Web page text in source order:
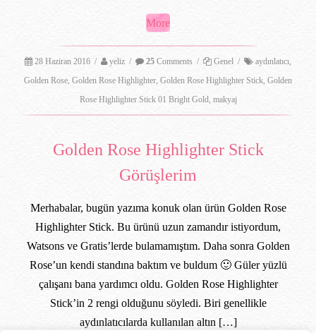
More
28 Haziran 2016 / yeliz / 25 Comments / Genel / aydınlatıcı
Golden Rose Golden Rose Highlighter Golden Rose Highlighter Stick Golden
Rose Highlighter Stick 01 Bright Gold makyaj
Golden Rose Highlighter Stick
Görüşlerim
Merhabalar, bugün yazıma konuk olan ürün Golden Rose
Highlighter Stick. Bu ürünü uzun zamandır istiyordum,
Watsons ve Gratis’lerde bulamamıştım. Daha sonra Golden
Rose’un kendi standına baktım ve buldum 🙂 Güler yüzlü
çalışanı bana yardımcı oldu. Golden Rose Highlighter
Stick’in 2 rengi olduğunu söyledi. Biri genellikle
aydınlatıcılarda kullanılan altın […]